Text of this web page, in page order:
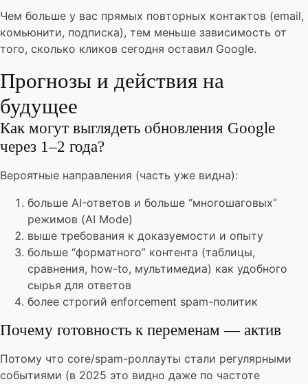
Чем больше у вас прямых повторных контактов (email,
комьюнити, подписка), тем меньше зависимость от
того, сколько кликов сегодня оставил Google.
Прогнозы и действия на
будущее
Как могут выглядеть обновления Google
через 1–2 года?
Вероятные направления (часть уже видна):
больше AI-ответов и больше “многошаговых”
режимов (AI Mode)
выше требования к доказуемости и опыту
больше “форматного” контента (таблицы,
сравнения, how-to, мультимедиа) как удобного
сырья для ответов
более строгий enforcement spam-политик
Почему готовность к переменам — актив
Потому что core/spam-роллауты стали регулярными
событиями (в 2025 это видно даже по частоте